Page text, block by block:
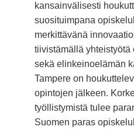
kansainvälisesti
suosituimpana
merkittävänä
tiivistämällä yhteistyötä
sekä elinkeinoelämän
Tampere on
opintojen jälkeen.
työllistymistä tulee
Suomen paras